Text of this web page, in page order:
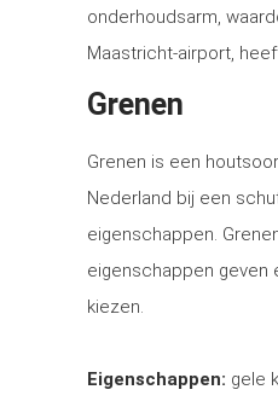
onderhoudsarm,
Maastricht-airport,
Grenen
Grenen is een
Nederland bij een
eigenschappen.
eigenschappen geven
kiezen.
Eigenschappen: gele